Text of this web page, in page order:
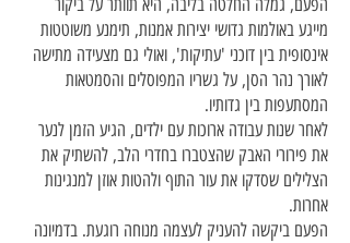
הפעם, גמלה החלטה בליבה, היא תוותר על ביקור
מייגע באולמות גדושי יצירות אמנות, תימנע משוטטות
אינסופית בין דוכני 'עתיקות', ואולי גם מצעידה מתישה
לאורך נהר הסן, על גשריו המפוסלים והסמטאות
המסתעפות בין גדותיו.
לאחר שנות עבודה ארוכות עם ילדים, הגיע הזמן לנער
את פירורי האבק שהצטברו בחדרי הלב, להשתיק את
הצלילים שסדקו את עור התוף ולהטות אוזן למנגינות
אחרות.
הפעם ביקשה להעניק לעצמה מנוחה רוגעת. בדמיונה